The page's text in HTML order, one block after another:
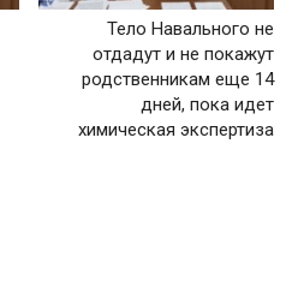
Тело Навального не
отдадут и не покажут
родственникам еще 14
дней, пока идет
химическая экспертиза